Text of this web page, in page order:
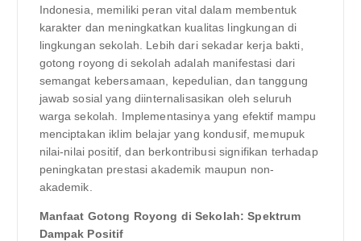
Indonesia, memiliki peran vital dalam membentuk
karakter dan meningkatkan kualitas lingkungan di
lingkungan sekolah. Lebih dari sekadar kerja bakti,
gotong royong di sekolah adalah manifestasi dari
semangat kebersamaan, kepedulian, dan tanggung
jawab sosial yang diinternalisasikan oleh seluruh
warga sekolah. Implementasinya yang efektif mampu
menciptakan iklim belajar yang kondusif, memupuk
nilai-nilai positif, dan berkontribusi signifikan terhadap
peningkatan prestasi akademik maupun non-
akademik.
Manfaat Gotong Royong di Sekolah: Spektrum
Dampak Positif